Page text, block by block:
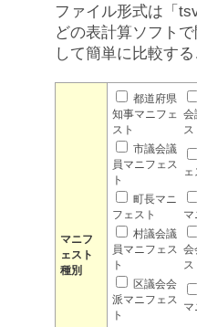
ファイル形式は「
どの表計算ソフト
して簡単に比較する
マニフ
ェスト
種別
都道府県
知事マニフェ
スト
会
ス
市議会議
員マニフェス
ト
ェ
町長マニ
フェスト
マ
村議会議
員マニフェス
ト
会
ス
区議会会
派マニフェス
ト
マ